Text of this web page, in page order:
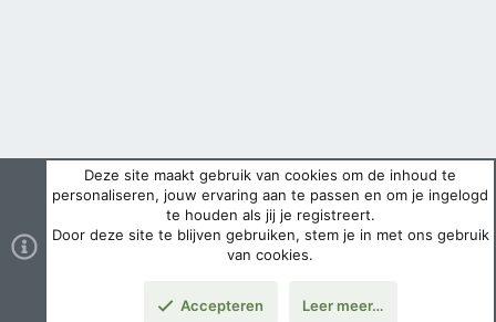
Deze site maakt gebruik van cookies om de inhoud te
personaliseren, jouw ervaring aan te passen en om je ingelogd
te houden als jij je registreert.
Door deze site te blijven gebruiken, stem je in met ons gebruik
van cookies.
Accepteren Leer meer…